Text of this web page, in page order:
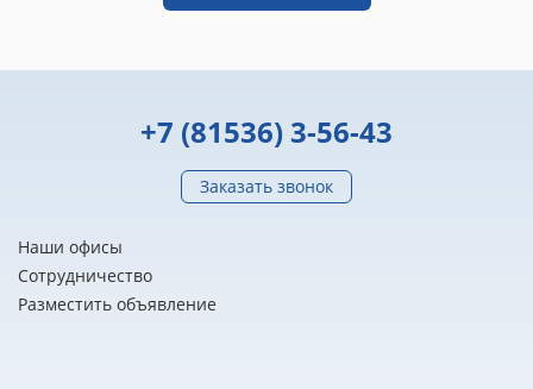
+7 (81536) 3-56-43
Заказать звонок
Наши офисы
Сотрудничество
Разместить объявление